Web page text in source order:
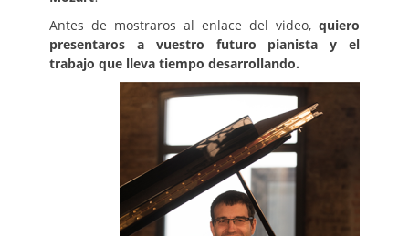
Antes de mostraros al enlace del video, quiero
presentaros a vuestro futuro pianista y el
trabajo que lleva tiempo desarrollando.